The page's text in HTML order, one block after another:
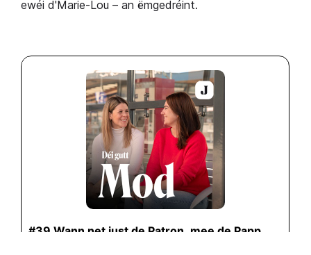
ewéi d'Marie-Lou – an ëmgedréint.